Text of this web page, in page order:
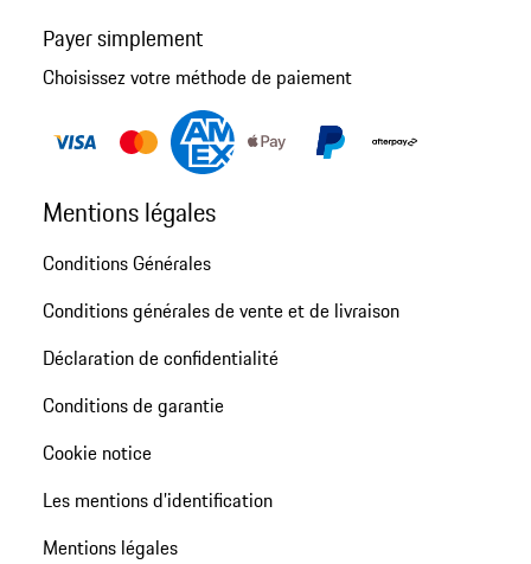
Payer simplement
Choisissez votre méthode de paiement
Mentions légales
Conditions Générales
Conditions générales de vente et de livraison
Déclaration de confidentialité
Conditions de garantie
Cookie notice
Les mentions d’identification
Mentions légales